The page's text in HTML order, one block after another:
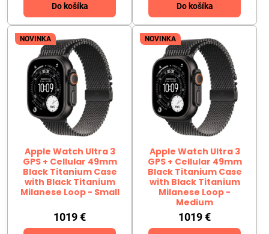
Do košíka Do košíka
NOVINKA
Apple Watch Ultra 3
GPS + Cellular 49mm
Black Titanium Case
with Black Titanium
Milanese Loop - Small
1019 €
NOVINKA
Apple Watch Ultra 3
GPS + Cellular 49mm
Black Titanium Case
with Black Titanium
Milanese Loop -
Medium
1019 €